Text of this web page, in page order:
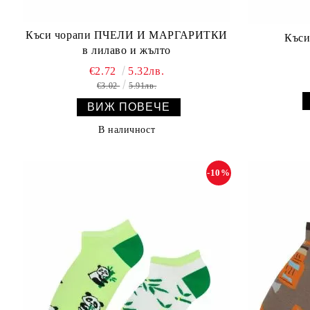
Къси чорапи ПЧЕЛИ И МАРГАРИТКИ
в лилаво и жълто
€2.72
5.32лв.
€3.02 5.91лв.
ВИЖ ПОВЕЧЕ
В наличност
-10%